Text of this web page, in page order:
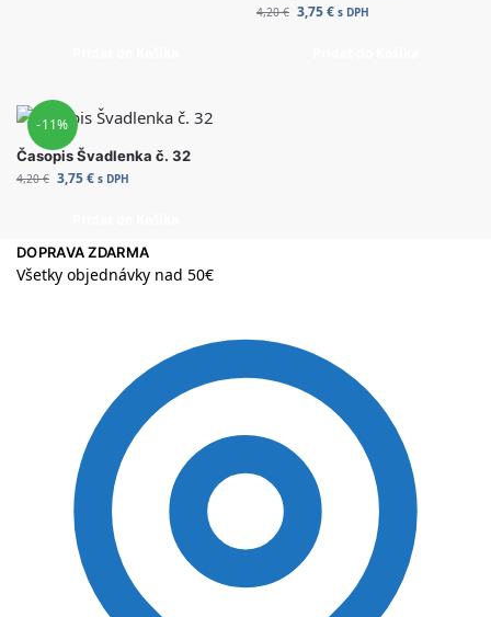
4,20€ 3,75€ s DPH
-11%
Časopis Švadlenka č. 32
4,20€ 3,75€ s DPH
DOPRAVA ZDARMA
Všetky objednávky nad 50€